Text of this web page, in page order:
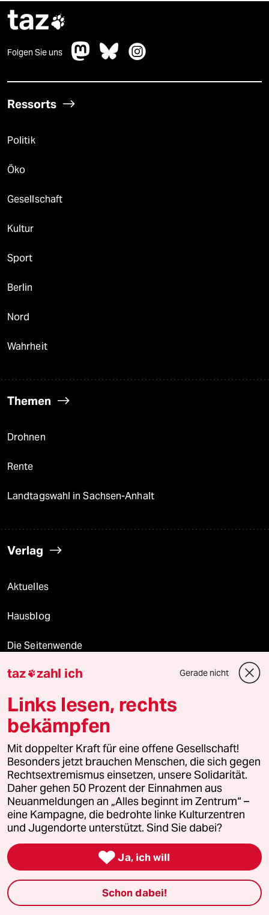
taz
Folgen Sie uns
Ressorts
Politik
Öko
Gesellschaft
Kultur
Sport
Berlin
Nord
Wahrheit
Themen
Drohnen
Rente
Landtagswahl in Sachsen-Anhalt
Verlag
Aktuelles
Hausblog
Die Seitenwende
Stellen
Presse
Unterstützen
abo
genossenschaft
taz zahl ich
recherchefonds ausland
taz zahl ich Gerade nicht
Links lesen, rechts
bekämpfen
Mit doppelter Kraft für eine offene Gesellschaft!
Besonders jetzt brauchen Menschen, die sich gegen
Rechtsextremismus einsetzen, unsere Solidarität.
Daher gehen 50 Prozent der Einnahmen aus
Neuanmeldungen an „Alles beginnt im Zentrum“ –
eine Kampagne, die bedrohte linke Kulturzentren
und Jugendorte unterstützt. Sind Sie dabei?
 Ja, ich will
Schon dabei!